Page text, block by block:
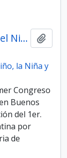
Primer Congreso Americano del Niño. 5to Boletín
la Niña y
Congreso
Buenos
del 1er.
por
de